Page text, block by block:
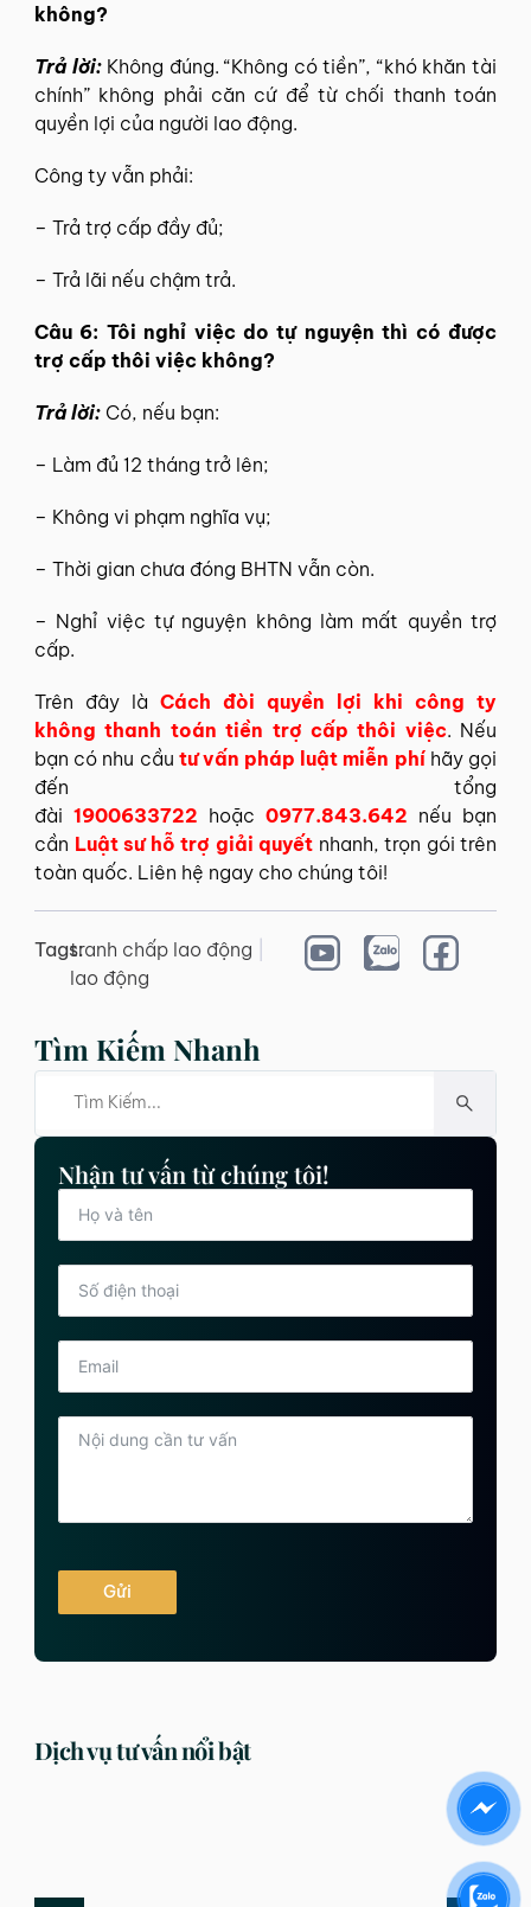
không?
Trả lời: Không đúng. “Không có tiền”, “khó khăn tài
chính” không phải căn cứ để từ chối thanh toán
quyền lợi của người lao động.
Công ty vẫn phải:
– Trả trợ cấp đầy đủ;
– Trả lãi nếu chậm trả.
Câu 6: Tôi nghỉ việc do tự nguyện thì có được
trợ cấp thôi việc không?
Trả lời: Có, nếu bạn:
– Làm đủ 12 tháng trở lên;
– Không vi phạm nghĩa vụ;
– Thời gian chưa đóng BHTN vẫn còn.
– Nghỉ việc tự nguyện không làm mất quyền trợ
cấp.
Trên đây là Cách đòi quyền lợi khi công ty
không thanh toán tiền trợ cấp thôi việc. Nếu
bạn có nhu cầu tư vấn pháp luật miễn phí hãy gọi
đến tổng
đài 1900633722 hoặc 0977.843.642 nếu bạn
cần Luật sư hỗ trợ giải quyết nhanh, trọn gói trên
toàn quốc. Liên hệ ngay cho chúng tôi!
Tags:tranh chấp lao động
lao động
Tìm Kiếm Nhanh
Nhận tư vấn từ chúng tôi!
Gửi
Dịch vụ tư vấn nổi bật